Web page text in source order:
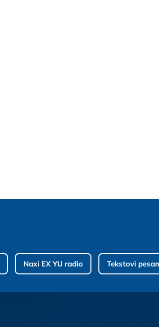
Naxi EX YU radio Tekstovi